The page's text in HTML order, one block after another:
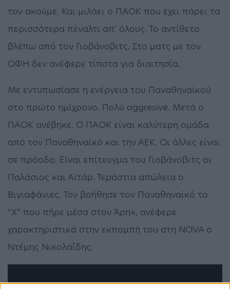
τον ακούμε. Και μιλάει ο ΠΑΟΚ που έχει πάρει τα
περισσότερα πέναλτι απ’ όλους. Το αντίθετο
βλέπω από τον Γιοβάνοβιτς. Στο ματς με τον
ΟΦΗ δεν ανέφερε τίποτα για διαιτησία.
Με εντυπωσίασε η ενέργεια του Παναθηναϊκού
στο πρώτο ημίχρονο. Πολύ aggresive. Μετά ο
ΠΑΟΚ ανέβηκε. Ο ΠΑΟΚ είναι καλύτερη ομάδα
από τον Παναθηναϊκό και την ΑΕΚ. Οι άλλες είναι
σε πρόοδο. Είναι επίτευγμα του Γιοβάνοβιτς οι
Παλάσιος και Αϊτόρ. Τεράστια απώλεια ο
Βιγιαφάνιες. Τον βοήθησε τον Παναθηναϊκό το
“Χ” που πήρε μέσα στον Άρη», ανέφερε
χαρακτηριστικά στην εκπομπή του στη NOVA ο
Ντέμης Νικολαΐδης.